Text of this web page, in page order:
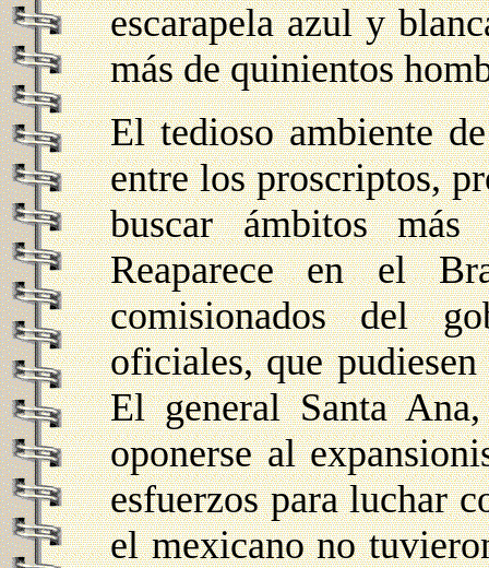
escarapela azul y
más de quinientos
El tedioso ambiente
entre los proscriptos,
buscar ámbitos
Reaparece en el
comisionados del
oficiales, que
El general Santa
oponerse al
esfuerzos para luchar
el mexicano no